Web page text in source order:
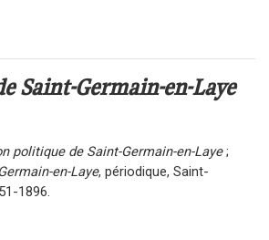
Saint-Germain-en-Laye
politique de Saint-Germain-en-Laye;
en-Laye, périodique, Saint-
1896.